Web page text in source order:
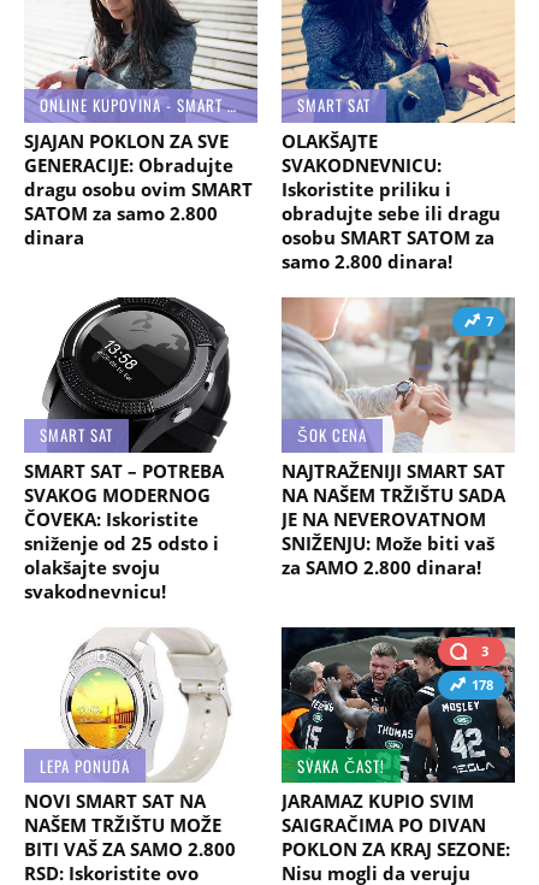
ONLINE KUPOVINA - SMART SAT
SJAJAN POKLON ZA SVE
GENERACIJE: Obradujte
dragu osobu ovim SMART
SATOM za samo 2.800
dinara
SMART SAT
OLAKŠAJTE
SVAKODNEVNICU:
Iskoristite priliku i
obradujte sebe ili dragu
osobu SMART SATOM za
samo 2.800 dinara!
SMART SAT
SMART SAT – POTREBA
SVAKOG MODERNOG
ČOVEKA: Iskoristite
sniženje od 25 odsto i
olakšajte svoju
svakodnevnicu!
7
ŠOK CENA
NAJTRAŽENIJI SMART SAT
NA NAŠEM TRŽIŠTU SADA
JE NA NEVEROVATNOM
SNIŽENJU: Može biti vaš
za SAMO 2.800 dinara!
LEPA PONUDA
NOVI SMART SAT NA
NAŠEM TRŽIŠTU MOŽE
BITI VAŠ ZA SAMO 2.800
RSD: Iskoristite ovo
3
178
SVAKA ČAST!
JARAMAZ KUPIO SVIM
SAIGRAČIMA PO DIVAN
POKLON ZA KRAJ SEZONE:
Nisu mogli da veruju